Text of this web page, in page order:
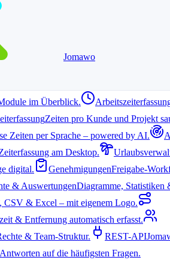
Jomawo
im Überblick.
Zeiten pro Kunde und Projekt
Zeiten per Sprache – powered by AI.
am Desktop.
digital.
GenehmigungenFreigabe-
& AuswertungenDiagramme, Statistiken
CSV & Excel – mit eigenem Logo.
& Entfernung automatisch erfasst.
& Team-Struktur. REST-API
Antworten auf die häufigsten Fragen.
Anfragen, Angebote, Support
uns um dein Anliegen.